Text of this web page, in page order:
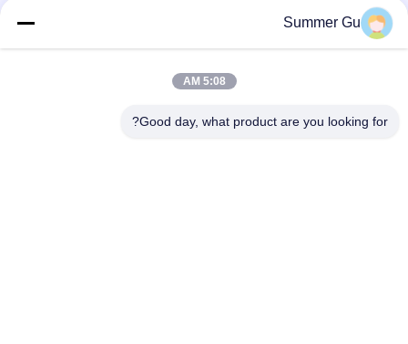
رسالة استفسار
Summer Gu
5:08 AM
Good day, what product are you looking for?